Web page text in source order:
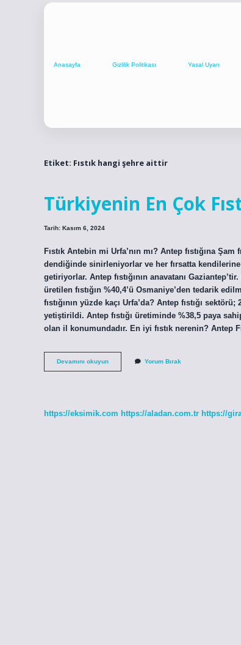
Anasayfa Gizlilik Politikası Yasal Uyarı
Etiket: Fıstık hangi şehre aittir
Türkiyenin En Çok
Tarih: Kasım 6, 2024
Fıstık Antebin mi Urfa’nın mı? Antep fıstığına
dendiğinde sinirleniyorlar ve her fırsatta
getiriyorlar. Antep fıstığının anavatanı
üretilen fıstığın %40,4’ü Osmaniye’den tedarik
fıstığının yüzde kaçı Urfa’da? Antep fıstığı
yetiştirildi. Antep fıstığı üretiminde %38,5 paya
olan il konumundadır. En iyi fıstık nerenin? Antep
Devamını okuyunTürkiyenin
En
Yorum Bırak
https://eksimik.com https://aladan.com.tr https://